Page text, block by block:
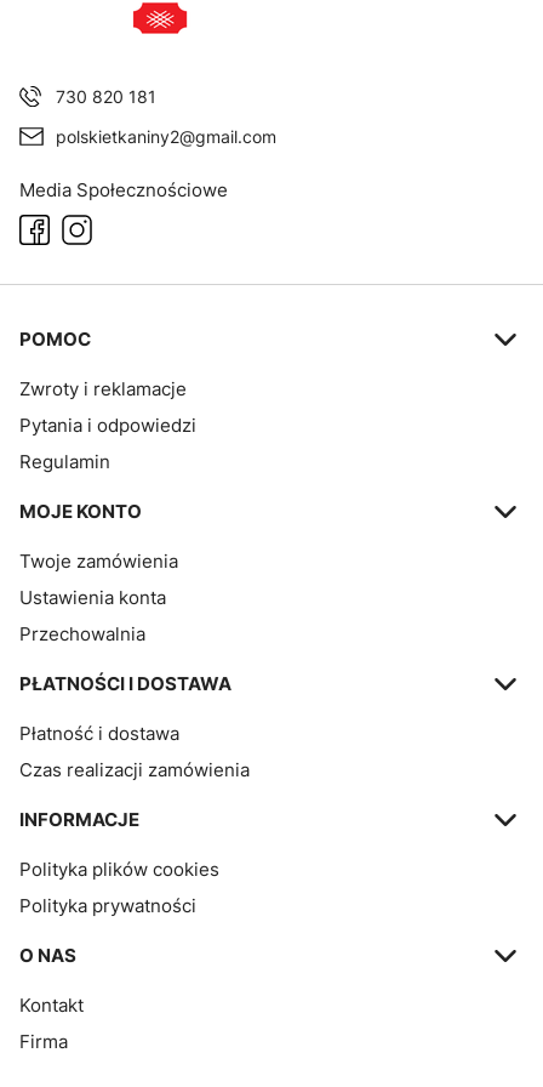
730 820 181
polskietkaniny2@gmail.com
Media Społecznościowe
Linki w stopce
POMOC
Zwroty i reklamacje
Pytania i odpowiedzi
Regulamin
MOJE KONTO
Twoje zamówienia
Ustawienia konta
Przechowalnia
PŁATNOŚCI I DOSTAWA
Płatność i dostawa
Czas realizacji zamówienia
INFORMACJE
Polityka plików cookies
Polityka prywatności
O NAS
Kontakt
Firma